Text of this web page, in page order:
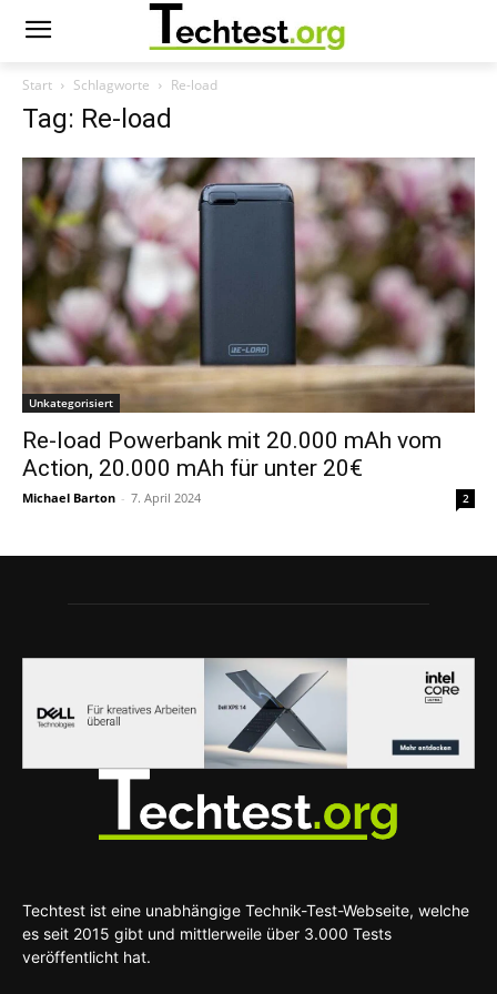
Start Schlagworte Re-load
Tag: Re-load
Unkategorisiert
Re-load Powerbank mit 20.000 mAh vom
Action, 20.000 mAh für unter 20€
Michael Barton - 7. April 2024 2
Techtest ist eine unabhängige Technik-Test-Webseite, welche
es seit 2015 gibt und mittlerweile über 3.000 Tests
veröffentlicht hat.